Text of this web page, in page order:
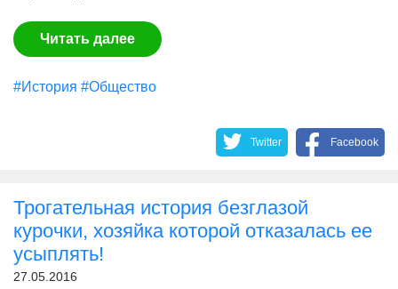
Читать далее
#История #Общество
Twitter Facebook
Трогательная история безглазой
курочки, хозяйка которой отказалась ее
усыплять!
27.05.2016